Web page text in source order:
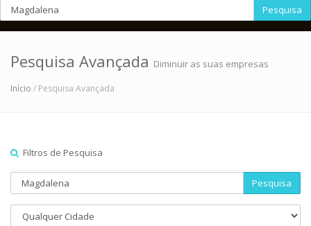
Pesquisa
Pesquisa Avançada Diminuir as suas empresas
Início / Pesquisa Avançada
Filtros de Pesquisa
Pesquisa